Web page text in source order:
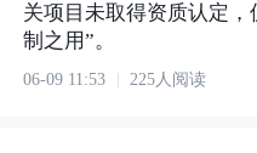
关项目未取得资质认定
制之用”。
06-09 11:53 225人阅读